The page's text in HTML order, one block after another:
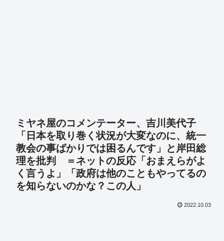
ミヤネ屋のコメンテーター、吉川美代子
「日本を取り巻く状況が大変なのに、統一
教会の事ばかりでは困るんです」と岸田総
理を批判 ＝ネットの反応「おまえらがよ
く言うよ」「政府は他のこともやってるの
を知らないのかな？この人」
2022.10.03